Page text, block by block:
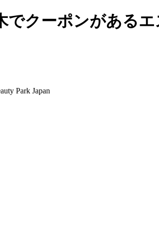
でクーポンがある
Park Japan